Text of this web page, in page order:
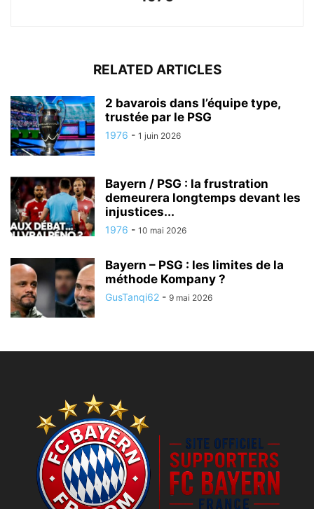
RELATED ARTICLES
2 bavarois dans l’équipe type,
trustée par le PSG
1976 - 1 juin 2026
Bayern / PSG : la frustration
demeurera longtemps devant les
injustices...
1976 - 10 mai 2026
Bayern – PSG : les limites de la
méthode Kompany ?
GusTanqi62 - 9 mai 2026